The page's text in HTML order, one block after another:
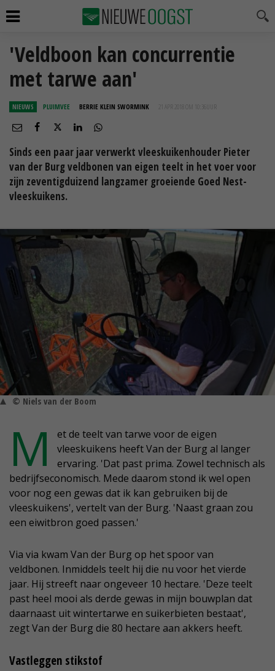
'Veldboon kan concurrentie
met tarwe aan'
NIEUWS PLUIMVEE BERRIE KLEIN SWORMINK 21 APR 2018 OM 10:36
Sinds een paar jaar verwerkt vleeskuikenhouder Pieter
van der Burg veldbonen van eigen teelt in het voer voor
zijn zeventigduizend langzamer groeiende Goed Nest-
vleeskuikens.
© Niels van der Boom
M
et de teelt van tarwe voor de eigen
vleeskuikens heeft Van der Burg al langer
ervaring. 'Dat past prima. Zowel technisch als
bedrijfseconomisch. Mede daarom stond ik wel open
voor nog een gewas dat ik kan gebruiken bij de
vleeskuikens', vertelt van der Burg. 'Naast graan zou
een eiwitbron goed passen.'
Via via kwam Van der Burg op het spoor van
veldbonen. Inmiddels teelt hij die nu voor het vierde
jaar. Hij streeft naar ongeveer 10 hectare. 'Deze teelt
past heel mooi als derde gewas in mijn bouwplan dat
daarnaast uit wintertarwe en suikerbieten bestaat',
zegt Van der Burg die 80 hectare aan akkers heeft.
Vastleggen stikstof